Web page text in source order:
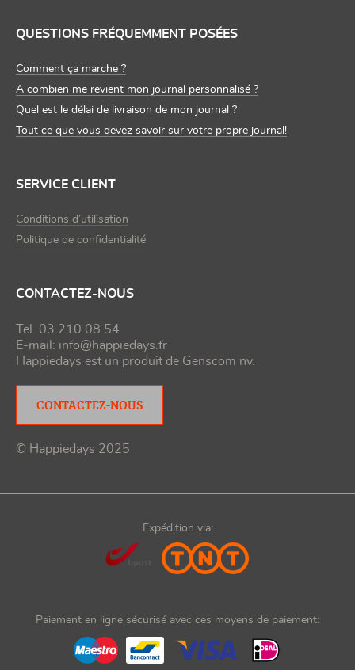
QUESTIONS FRÉQUEMMENT POSÉES
Comment ça marche ?
A combien me revient mon journal personnalisé ?
Quel est le délai de livraison de mon journal ?
Tout ce que vous devez savoir sur votre propre journal!
SERVICE CLIENT
Conditions d’utilisation
Politique de confidentialité
CONTACTEZ-NOUS
Tel. 03 210 08 54
E-mail: info@happiedays.fr
Happiedays est un produit de Genscom nv.
CONTACTEZ-NOUS
© Happiedays 2025
Expédition via:
Paiement en ligne sécurisé avec ces moyens de paiement: